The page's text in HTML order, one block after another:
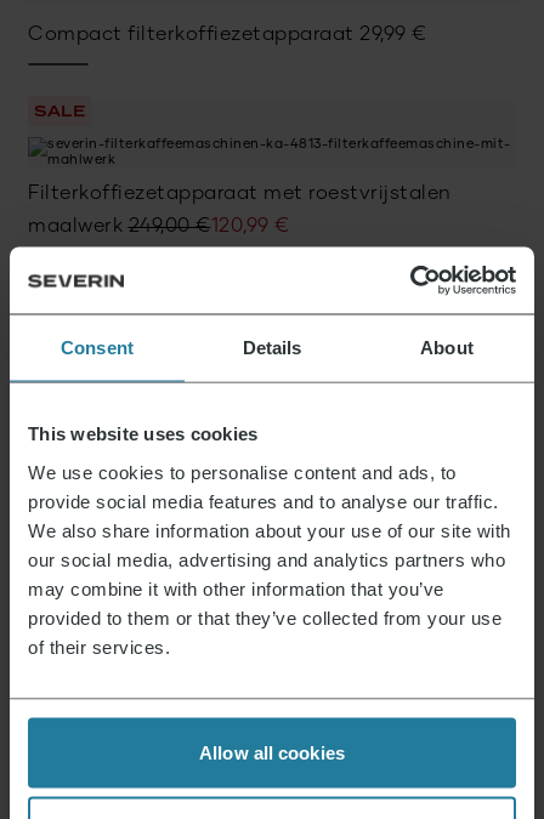
Consent Details About
This website uses cookies
We use cookies to personalise content and ads, to
provide social media features and to analyse our traffic.
We also share information about your use of our site with
our social media, advertising and analytics partners who
may combine it with other information that you’ve
provided to them or that they’ve collected from your use
of their services.
Allow all cookies
Compact filterkoffiezetapparaat 29,99 €
SALE
Filterkoffiezetapparaat met roestvrijstalen
maalwerk 249,00€
Oorspronkelijke
prijs
120,99 €
Huidige
prijs
prijs
169,90 €.
prijs
119,90 €.
SALE
Inductie melkopschuimer Spuma Lite koraalrood
109,90€
Oorspronkelijke
prijs
was:
79,99€
Huidige
prijs
is:
Meer tonen